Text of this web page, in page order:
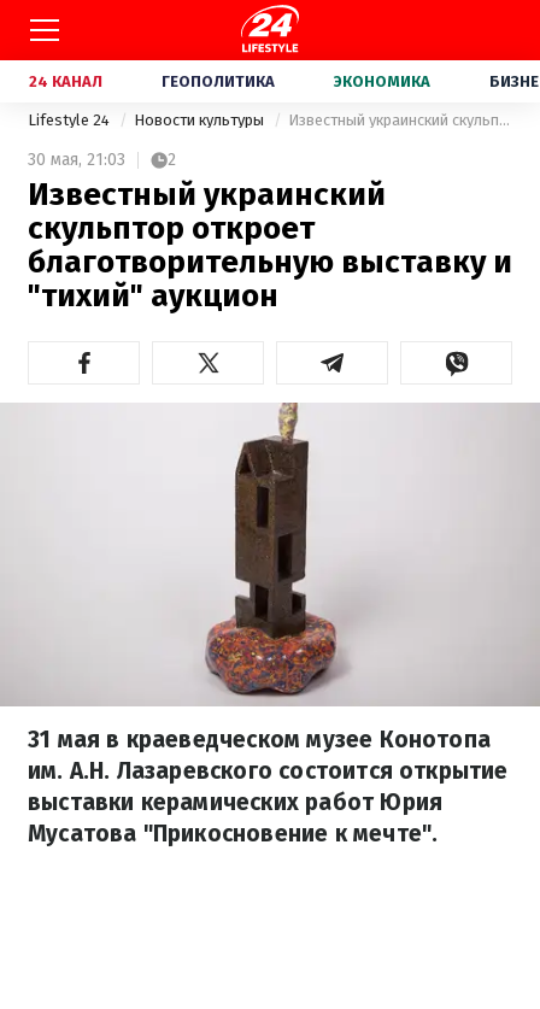
24 КАНАЛ ГЕОПОЛИТИКА ЭКОНОМИКА
Lifestyle 24 Новости культуры Известный украинский скульптор откроет благотворительную выставку и "тихий" аукцион
30 мая, 21:03 2
Известный украинский
скульптор откроет
благотворительную выставку и
"тихий" аукцион
31 мая в краеведческом музее Конотопа
им. А.Н. Лазаревского состоится открытие
выставки керамических работ Юрия
Мусатова "Прикосновение к мечте".